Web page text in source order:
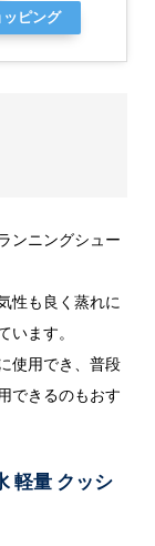
ピング
ンニングシュー
性も良く蒸れに
ます。
使用でき、普段
できるのもおす
軽量 クッシ